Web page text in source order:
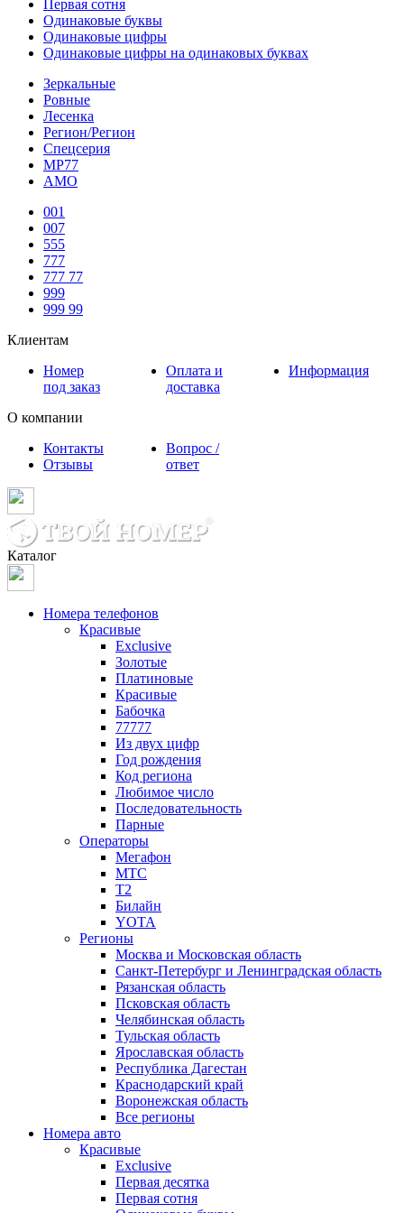
Первая сотня
Одинаковые буквы
Одинаковые цифры
Одинаковые цифры на одинаковых буквах
Зеркальные
Ровные
Лесенка
Регион/Регион
Спецсерия
МР77
АМО
001
007
555
777
777 77
999
999 99
Клиентам
Номер
под заказ
Оплата и
доставка
Информация
О компании
Контакты
Отзывы
Вопрос /
ответ
Каталог
Номера телефонов
Красивые
Exclusive
Золотые
Платиновые
Красивые
Бабочка
77777
Из двух цифр
Год рождения
Код региона
Любимое число
Последовательность
Парные
Операторы
Мегафон
МТС
Т2
Билайн
YOTA
Регионы
Москва и Московская область
Санкт-Петербург и Ленинградская область
Рязанская область
Псковская область
Челябинская область
Тульская область
Ярославская область
Республика Дагестан
Краснодарский край
Воронежская область
Все регионы
Номера авто
Красивые
Exclusive
Первая десятка
Первая сотня